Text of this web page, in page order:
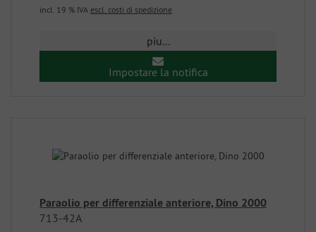
incl. 19 % IVA escl. costi di spedizione
piu...
Impostare la notifica
Paraolio per differenziale anteriore, Dino 2000
713-42A